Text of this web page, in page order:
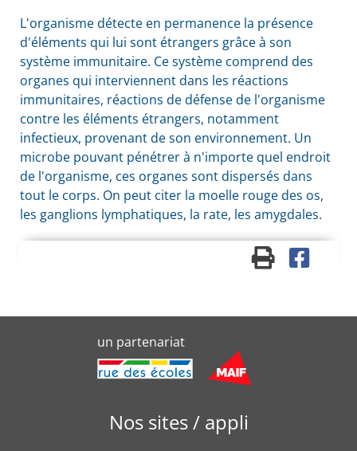
L'organisme détecte en permanence la présence
d'éléments qui lui sont étrangers grâce à son
système immunitaire. Ce système comprend des
organes qui interviennent dans les réactions
immunitaires, réactions de défense de l'organisme
contre les éléments étrangers, notamment
infectieux, provenant de son environnement. Un
microbe pouvant pénétrer à n'importe quel endroit
de l'organisme, ces organes sont dispersés dans
tout le corps. On peut citer la moelle rouge des os,
les ganglions lymphatiques, la rate, les amygdales.
un partenariat
Nos sites / appli